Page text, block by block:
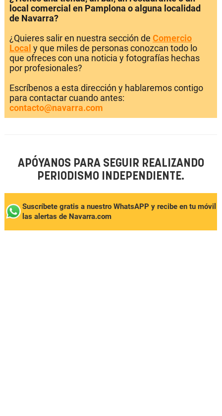
local comercial en Pamplona o alguna localidad
de Navarra?
¿Quieres salir en nuestra sección de Comercio
Local y que miles de personas conozcan todo lo
que ofreces con una noticia y fotografías hechas
por profesionales?
Escríbenos a esta dirección y hablaremos contigo
para contactar cuando antes:
contacto@navarra.com
APÓYANOS PARA SEGUIR REALIZANDO
PERIODISMO INDEPENDIENTE.
Suscríbete gratis a nuestro WhatsAPP y recibe en tu móvil
las alertas de Navarra.com